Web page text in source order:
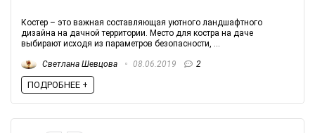
Костер – это важная составляющая уютного ландшафтного
дизайна на дачной территории. Место для костра на даче
выбирают исходя из параметров безопасности, ...
Светлана Шевцова 08.06.2019 2
ПОДРОБНЕЕ +